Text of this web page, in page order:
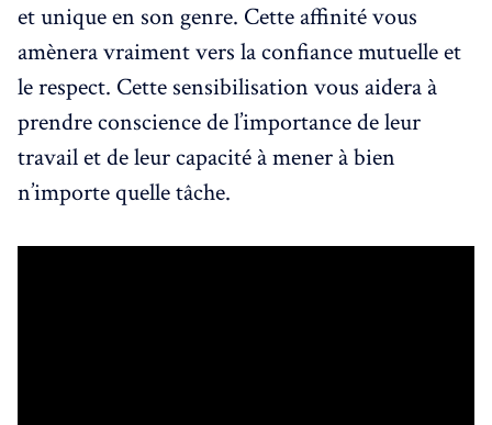
et unique en son genre. Cette affinité vous
amènera vraiment vers la confiance mutuelle et
le respect. Cette sensibilisation vous aidera à
prendre conscience de l’importance de leur
travail et de leur capacité à mener à bien
n’importe quelle tâche.